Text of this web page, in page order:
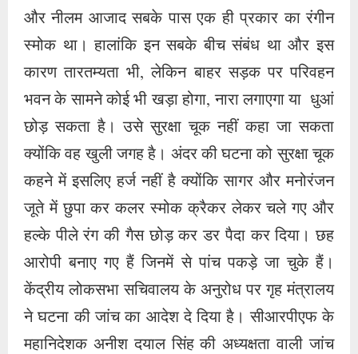
जूते में छुपा कर कलर स्मोक क्रैकर लेकर चले गए और
हल्के पीले रंग की गैस छोड़ कर डर पैदा कर दिया। छह
आरोपी बनाए गए हैं जिनमें से पांच पकड़े जा चुके हैं।
केंद्रीय लोकसभा सचिवालय के अनुरोध पर गृह मंत्रालय
ने घटना की जांच का आदेश दे दिया है। सीआरपीएफ के
महानिदेशक अनीश दयाल सिंह की अध्यक्षता वाली जांच
समिति में सुरक्षा एजेंसिंयों के सदस्य और विशेषज्ञ शामिल
होंगे। तो अंतिम निष्कर्ष पर पहुंचने से पहले जांच रिपोर्ट
की प्रतीक्षा करनी चाहिए। किंतु यह ऐसी घटना नहीं है
जिसकी अनदेखी की जाए या जिसको हल्का मान लिया
जाए। वास्तव में इसके कई पहलू हैं जिनकी गंभीरता से
विवेचना होनी चाहिए।